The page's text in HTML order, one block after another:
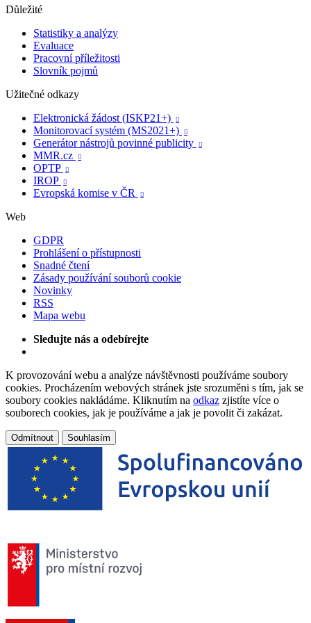
Důležité
Statistiky a analýzy
Evaluace
Pracovní příležitosti
Slovník pojmů
Užitečné odkazy
Elektronická žádost (ISKP21+)

Monitorovací systém (MS2021+) 
Generátor nástrojů povinné publicity 
MMR.cz 
OPTP 
IROP 
Evropská komise v ČR 
Web
GDPR
Prohlášení o přístupnosti
Snadné čtení
Zásady používání souborů cookie
Novinky
RSS
Mapa webu
Sledujte nás a odebírejte
K provozování webu a analýze návštěvnosti používáme soubory
cookies. Procházením webových stránek jste srozuměni s tím, jak se
soubory cookies nakládáme. Kliknutím na odkaz zjistíte více o
souborech cookies, jak je používáme a jak je povolit či zakázat.
Odmítnout Souhlasím